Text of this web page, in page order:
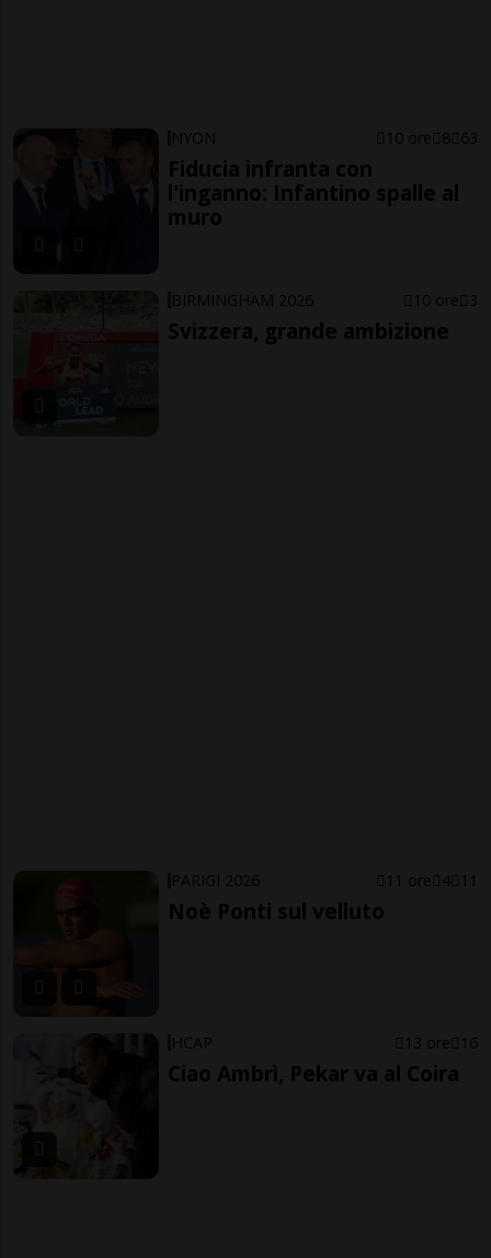
NYON 10 ore 8 63
Fiducia infranta con
l'inganno: Infantino spalle al
muro
BIRMINGHAM 2026 10 ore 3
Svizzera, grande ambizione
PARIGI 2026 11 ore 4 11
Noè Ponti sul velluto
HCAP 13 ore 16
Ciao Ambrì, Pekar va al Coira